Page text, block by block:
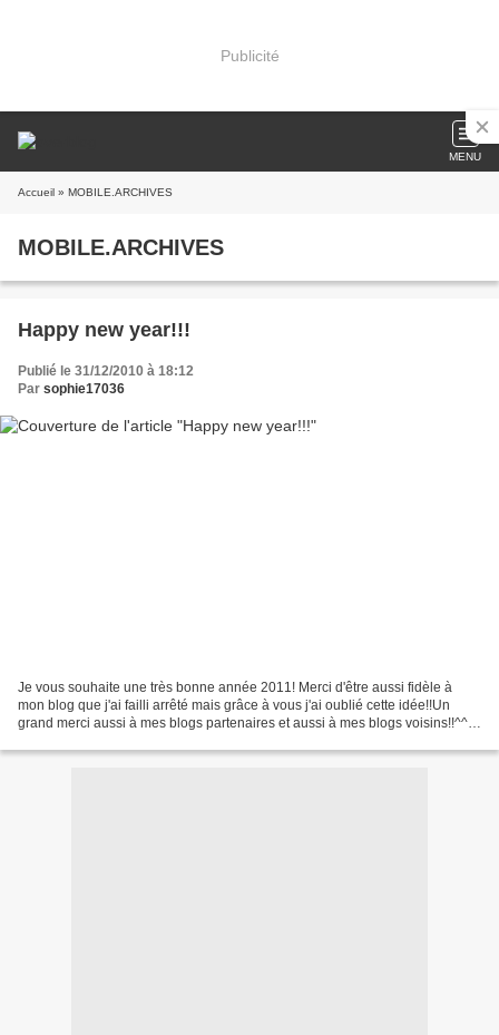
Publicité
MENU
Accueil » MOBILE.ARCHIVES
MOBILE.ARCHIVES
Happy new year!!!
Publié le 31/12/2010 à 18:12
Par sophie17036
Je vous souhaite une très bonne année 2011! Merci d'être aussi fidèle à
mon blog que j'ai failli arrêté mais grâce à vous j'ai oublié cette idée!!Un
grand merci aussi à mes blogs partenaires et aussi à mes blogs voisins!!^^